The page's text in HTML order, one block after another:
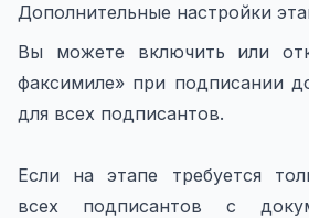
Дополнительные настройки
Вы можете включить или
факсимиле» при подписании
для всех подписантов.
Если на этапе требуется
всех подписантов с